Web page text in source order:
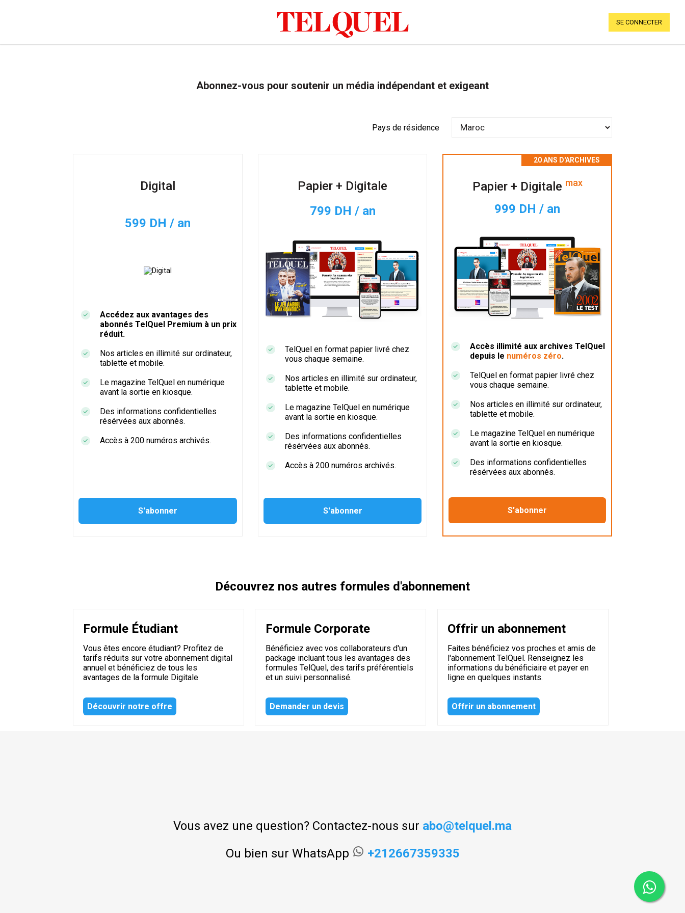
SE CONNECTER
Abonnez-vous pour soutenir un média indépendant et exigeant
Pays de résidence
Digital
599 DH / an
Accédez aux avantages des
abonnés TelQuel Premium à un prix
réduit.
Nos articles en illimité sur ordinateur,
tablette et mobile.
Le magazine TelQuel en numérique
avant la sortie en kiosque.
Des informations confidentielles
résérvées aux abonnés.
Accès à 200 numéros archivés.
Papier + Digitale
799 DH / an
TelQuel en format papier livré chez
vous chaque semaine.
Nos articles en illimité sur ordinateur,
tablette et mobile.
Le magazine TelQuel en numérique
avant la sortie en kiosque.
Des informations confidentielles
résérvées aux abonnés.
Accès à 200 numéros archivés.
Papier + Digitale max
999 DH / an
Accès illimité aux archives TelQuel
depuis le numéros zéro.
TelQuel en format papier livré chez
vous chaque semaine.
Nos articles en illimité sur ordinateur,
tablette et mobile.
Le magazine TelQuel en numérique
avant la sortie en kiosque.
Des informations confidentielles
résérvées aux abonnés.
Découvrez nos autres formules d'abonnement
Formule Étudiant
Vous êtes encore étudiant? Profitez de
tarifs réduits sur votre abonnement digital
annuel et bénéficiez de tous les
avantages de la formule Digitale
Découvrir notre offre
Formule Corporate
Bénéficiez avec vos collaborateurs d'un
package incluant tous les avantages des
formules TelQuel, des tarifs préférentiels
et un suivi personnalisé.
Demander un devis
Offrir un abonnement
Faites bénéficiez vos proches et amis de
l'abonnement TelQuel. Renseignez les
informations du bénéficiaire et payer en
ligne en quelques instants.
Offrir un abonnement
Vous avez une question? Contactez-nous sur abo@telquel.ma
Ou bien sur WhatsApp
+212667359335